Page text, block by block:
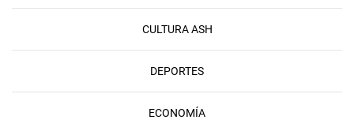
CULTURA ASH
DEPORTES
ECONOMÍA